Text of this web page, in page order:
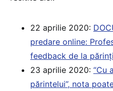
22 aprilie 2020:
predare online:
feedback de la
23 aprilie 2020: “Cu
părintelui”, nota